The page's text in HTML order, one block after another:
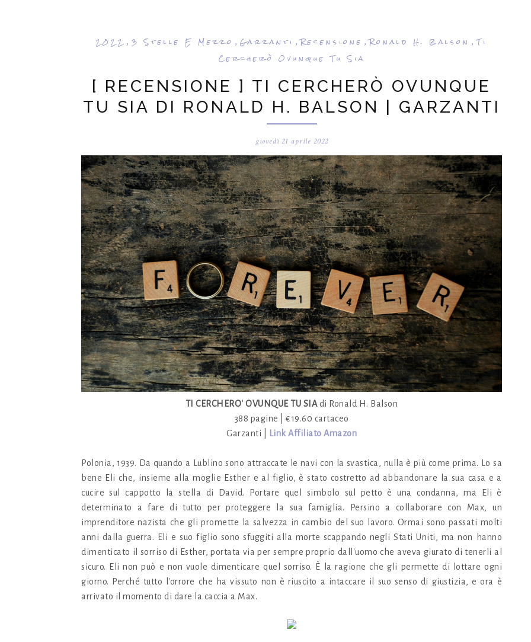
2022 , 3 Stelle E Mezzo , Garzanti ,Recensione ,Ronald H. Balson ,Ti
Cercherò Ovunque Tu Sia
[ RECENSIONE ] TI CERCHERÒ OVUNQUE
TU SIA DI RONALD H. BALSON | GARZANTI
giovedì 21 aprile 2022
TI CERCHERO' OVUNQUE TU SIA di Ronald H. Balson
388 pagine | €19.60 cartaceo
Garzanti |
Link Affiliato Amazon
Polonia, 1939. Da quando a Lublino sono attraccate le navi con la svastica, nulla è più come prima. Lo sa
bene Eli che, insieme alla moglie Esther e al figlio, è stato costretto ad abbandonare la sua casa e a
cucire sul cappotto la stella di David. Portare quel simbolo sul petto è una condanna, ma Eli è
determinato a fare di tutto per proteggere la sua famiglia. Persino a collaborare con Max, un
imprenditore nazista che gli promette la salvezza in cambio del suo lavoro. Ormai sono passati molti
anni dalla guerra. Eli e suo figlio sono sfuggiti alla morte scappando negli Stati Uniti, ma non hanno
dimenticato il sorriso di Esther, portata via per sempre proprio dall'uomo che aveva giurato di tenerli al
sicuro. Eli non può e non vuole dimenticare quel sorriso. È la ragione che gli permette di lottare ogni
giorno. Perché tutto l'orrore che ha vissuto non è riuscito a intaccare il suo senso di giustizia, e ora è
arrivato il momento di dare la caccia a Max.